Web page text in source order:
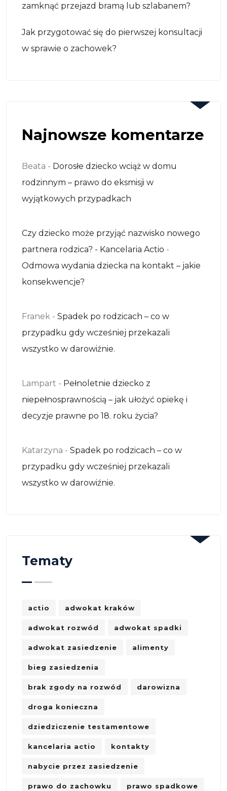
zamknąć przejazd bramą lub szlabanem?
Jak przygotować się do pierwszej konsultacji
w sprawie o zachowek?
Najnowsze komentarze
Beata - Dorosłe dziecko wciąż w domu
rodzinnym – prawo do eksmisji w
wyjątkowych przypadkach
Czy dziecko może przyjąć nazwisko nowego
partnera rodzica? - Kancelaria Actio -
Odmowa wydania dziecka na kontakt – jakie
konsekwencje?
Franek - Spadek po rodzicach – co w
przypadku gdy wcześniej przekazali
wszystko w darowiźnie.
Lampart - Pełnoletnie dziecko z
niepełnosprawnością – jak ułożyć opiekę i
decyzje prawne po 18. roku życia?
Katarzyna - Spadek po rodzicach – co w
przypadku gdy wcześniej przekazali
wszystko w darowiźnie.
Tematy
actio adwokat kraków
adwokat rozwód adwokat spadki
adwokat zasiedzenie alimenty
bieg zasiedzenia
brak zgody na rozwód darowizna
droga konieczna
dziedziczenie testamentowe
kancelaria actio kontakty
nabycie przez zasiedzenie
prawo do zachowku prawo spadkowe